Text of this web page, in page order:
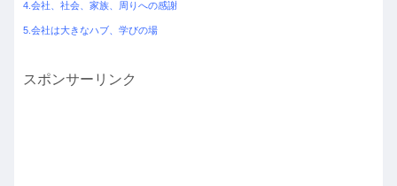
4.会社、社会、家族、周りへの感謝
5.会社は大きなハブ、学びの場
スポンサーリンク